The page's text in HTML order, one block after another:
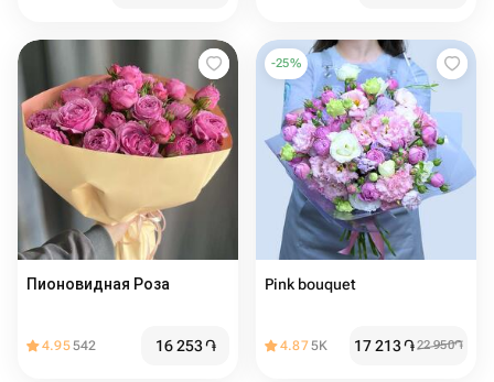
Пионовидная Роза
4.95542 16 253֏
-25%
Pink bouquet
4.875K 17 213֏22 950֏